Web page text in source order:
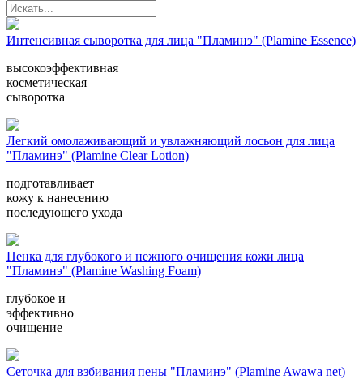
Интенсивная сыворотка для лица "Пламинэ" (Plamine Essence)
высокоэффективная
косметическая
сыворотка
Легкий омолаживающий и увлажняющий лосьон для лица
"Пламинэ" (Plamine Clear Lotion)
подготавливает
кожу к нанесению
последующего ухода
Пенка для глубокого и нежного очищения кожи лица
"Пламинэ" (Plamine Washing Foam)
глубокое и
эффективно
очищение
Сеточка для взбивания пены "Пламинэ" (Plamine Awawa net)